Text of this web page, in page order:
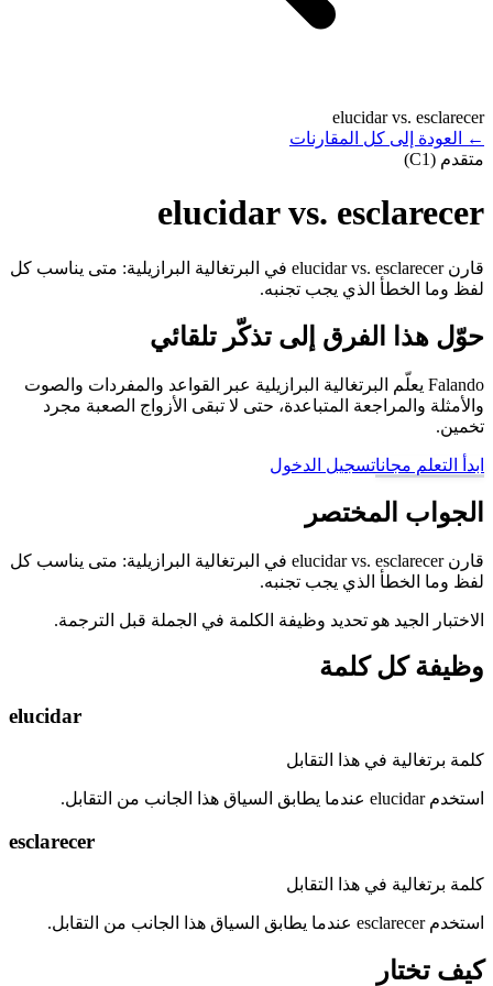
elucidar vs. esclarecer
←
العودة إلى كل المقارنات
متقدم (C1)
elucidar vs. esclarecer
قارن elucidar vs. esclarecer في البرتغالية البرازيلية: متى يناسب كل
لفظ وما الخطأ الذي يجب تجنبه.
حوّل هذا الفرق إلى تذكّر تلقائي
Falando يعلّم البرتغالية البرازيلية عبر القواعد والمفردات والصوت
والأمثلة والمراجعة المتباعدة، حتى لا تبقى الأزواج الصعبة مجرد
تخمين.
ابدأ التعلم مجاناتسجيل الدخول
الجواب المختصر
قارن elucidar vs. esclarecer في البرتغالية البرازيلية: متى يناسب كل
لفظ وما الخطأ الذي يجب تجنبه.
الاختبار الجيد هو تحديد وظيفة الكلمة في الجملة قبل الترجمة.
وظيفة كل كلمة
elucidar
كلمة برتغالية في هذا التقابل
استخدم elucidar عندما يطابق السياق هذا الجانب من التقابل.
esclarecer
كلمة برتغالية في هذا التقابل
استخدم esclarecer عندما يطابق السياق هذا الجانب من التقابل.
كيف تختار